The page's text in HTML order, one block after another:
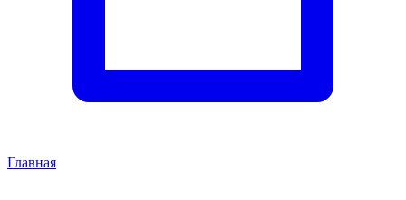
Главная